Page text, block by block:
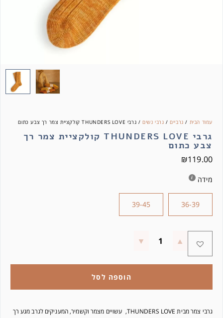
עמוד הבית / גרביים/ גרבי נשים / גרבי THUNDERS LOVE קולקציית צמר רך צבע כתום
גרבי THUNDERS LOVE קולקציית צמר רך
צבע כתום
₪119.00
מידה
36-39
39-45
הוספה לסל
גרבי צמר מבית THUNDERS LOVE, עשויים מצמר וקשמיר, המעניקים לגרב מגע רך